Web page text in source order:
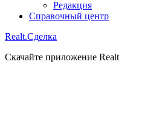
Редакция
Справочный центр
Realt.Сделка
Скачайте приложение Realt